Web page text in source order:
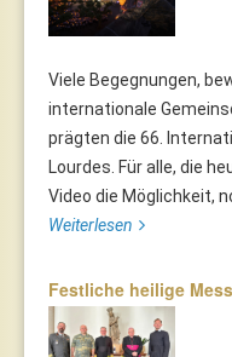
Viele Begegnungen,
internationale
prägten die 66.
Lourdes. Für alle, die
Video die Möglichkeit,
Weiterlesen
Festliche heilige